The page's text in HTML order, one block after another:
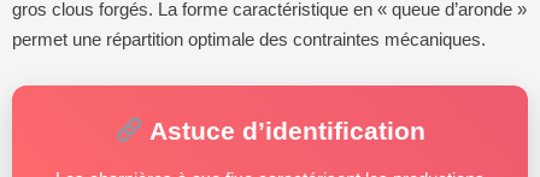
gros clous forgés. La forme caractéristique en « queue d’aronde »
permet une répartition optimale des contraintes mécaniques.
Astuce d’identification